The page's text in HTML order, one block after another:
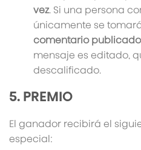
vez. Si una persona
únicamente se
comentario publicado
mensaje es editado,
descalificado.
5. PREMIO
El ganador recibirá el
especial: